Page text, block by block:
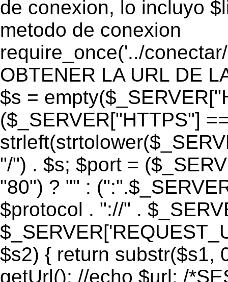
de conexion, lo incluyo
metodo de conexion
require_once('../
OBTENER LA URL DE
$s =
($_SERVER["HTTPS"]
"/") . $s; $port =
"80") ? "" :
$protocol . "://" .
$s2) { return substr($s1,
getUrl(); //echo $url; /